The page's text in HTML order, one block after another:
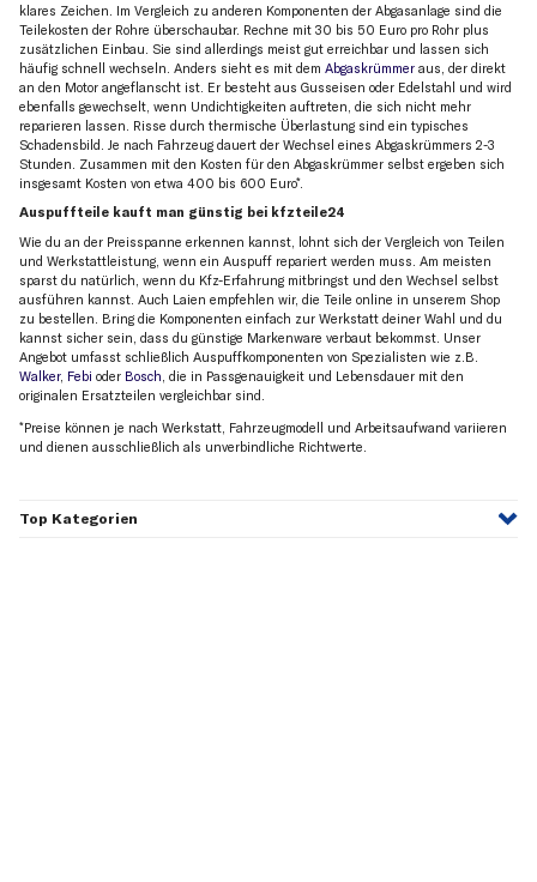
klares Zeichen. Im Vergleich zu anderen Komponenten der Abgasanlage sind die
Teilekosten der Rohre überschaubar. Rechne mit 30 bis 50 Euro pro Rohr plus
zusätzlichen Einbau. Sie sind allerdings meist gut erreichbar und lassen sich
häufig schnell wechseln. Anders sieht es mit dem Abgaskrümmer aus, der direkt
an den Motor angeflanscht ist. Er besteht aus Gusseisen oder Edelstahl und wird
ebenfalls gewechselt, wenn Undichtigkeiten auftreten, die sich nicht mehr
reparieren lassen. Risse durch thermische Überlastung sind ein typisches
Schadensbild. Je nach Fahrzeug dauert der Wechsel eines Abgaskrümmers 2-3
Stunden. Zusammen mit den Kosten für den Abgaskrümmer selbst ergeben sich
insgesamt Kosten von etwa 400 bis 600 Euro*.
Auspuffteile kauft man günstig bei kfzteile24
Wie du an der Preisspanne erkennen kannst, lohnt sich der Vergleich von Teilen
und Werkstattleistung, wenn ein Auspuff repariert werden muss. Am meisten
sparst du natürlich, wenn du Kfz-Erfahrung mitbringst und den Wechsel selbst
ausführen kannst. Auch Laien empfehlen wir, die Teile online in unserem Shop
zu bestellen. Bring die Komponenten einfach zur Werkstatt deiner Wahl und du
kannst sicher sein, dass du günstige Markenware verbaut bekommst. Unser
Angebot umfasst schließlich Auspuffkomponenten von Spezialisten wie z.B.
Walker, Febi oder Bosch , die in Passgenauigkeit und Lebensdauer mit den
originalen Ersatzteilen vergleichbar sind.
*Preise können je nach Werkstatt, Fahrzeugmodell und Arbeitsaufwand variieren
und dienen ausschließlich als unverbindliche Richtwerte.
Top Kategorien